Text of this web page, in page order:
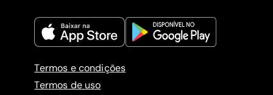
Termos e condições
Termos de uso